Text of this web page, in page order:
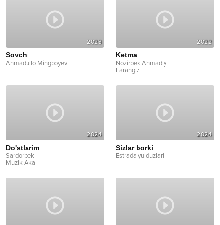
2023
Sovchi
Ahmadullo Mingboyev
2022
Ketma
Nozirbek Ahmadiy
Farangiz
2024
Do'stlarim
Sardorbek
Muzik Aka
2024
Sizlar borki
Estrada yulduzlari